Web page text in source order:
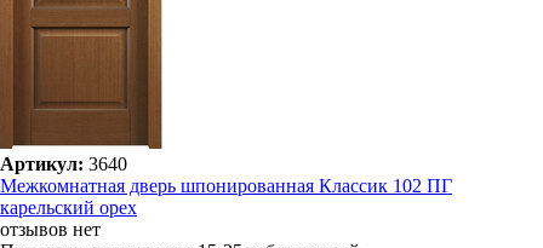
Артикул: 3640
Межкомнатная дверь шпонированная Классик 102 ПГ
карельский орех
отзывов нет